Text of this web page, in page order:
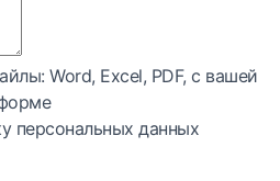
Word, Exсel, PDF, с вашей
персональных данных